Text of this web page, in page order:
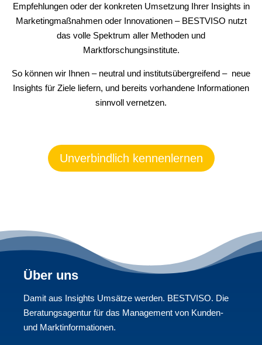
Empfehlungen oder der konkreten Umsetzung Ihrer Insights in
Marketingmaßnahmen oder Innovationen – BESTVISO nutzt
das volle Spektrum aller Methoden und
Marktforschungsinstitute.
So können wir Ihnen – neutral und institutsübergreifend – neue
Insights für Ziele liefern, und bereits vorhandene Informationen
sinnvoll vernetzen.
Unverbindlich kennenlernen
Über uns
Damit aus Insights Umsätze werden. BESTVISO. Die
Beratungsagentur für das Management von Kunden-
und Marktinformationen.